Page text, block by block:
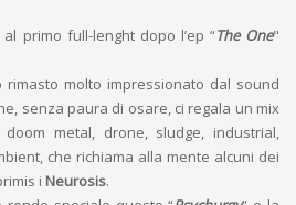
al primo full-lenght dopo l’ep “The One"
rimasto molto impressionato dal sound
senza paura di osare, ci regala un mix
metal, drone, sludge, industrial,
che richiama alla mente alcuni dei
i Neurosis.